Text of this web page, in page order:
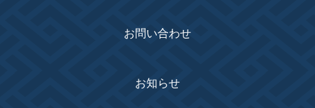
お問い合わせ
お知らせ